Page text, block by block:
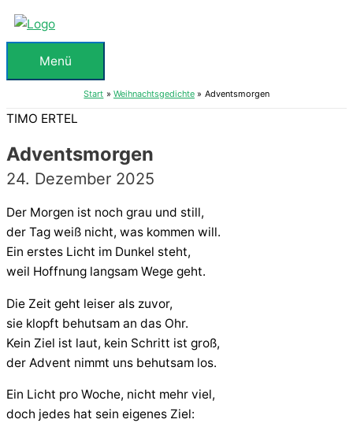
Zum
Inhalt
springenMenü
Menü
Start Weihnachtsgedichte Adventsmorgen
TIMO ERTEL
Adventsmorgen
24. Dezember 2025
Der Morgen ist noch grau und still,
der Tag weiß nicht, was kommen will.
Ein erstes Licht im Dunkel steht,
weil Hoffnung langsam Wege geht.
Die Zeit geht leiser als zuvor,
sie klopft behutsam an das Ohr.
Kein Ziel ist laut, kein Schritt ist groß,
der Advent nimmt uns behutsam los.
Ein Licht pro Woche, nicht mehr viel,
doch jedes hat sein eigenes Ziel: